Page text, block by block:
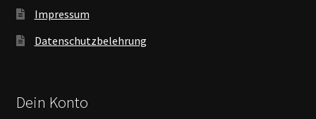
Impressum
Datenschutzbelehrung
Dein Konto